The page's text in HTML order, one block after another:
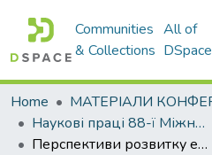
Communities
& Collections
All of
DSpace
Home
Наукові праці 88-ї Міжнародної наукової конференції студентів університету
Перспективи розвитку електропневматичних гальмівних систем вантажних автомобілів